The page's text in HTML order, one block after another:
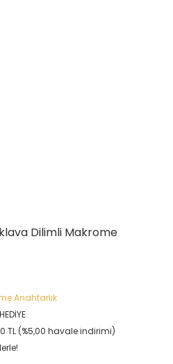
Dilimli Makrome
Anahtarlık
TL (%5,00 havale indirimi)